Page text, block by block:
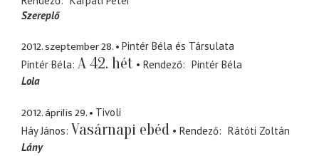
Szereplő
2012. szeptember 28.
Pintér Béla és Társulata
Pintér Béla A 42. hét Rendező
Pintér Béla
Lola
2012. április 29.
Tivoli
Háy János Vasárnapi ebéd Rendező
Rátóti Zoltán
Lány